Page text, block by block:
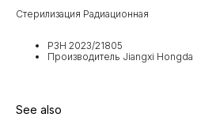
Стерилизация Радиационная
РЗН 2023/21805
Производитель Jiangxi Hongda
See also